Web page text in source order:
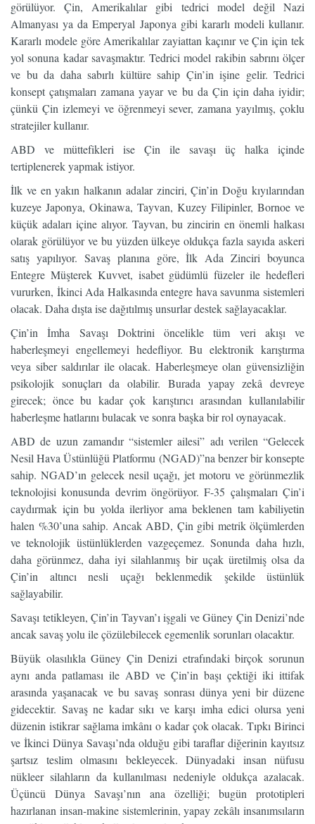
görülüyor. Çin, Amerikalılar gibi tedrici model değil Nazi
Almanyası ya da Emperyal Japonya gibi kararlı modeli kullanır.
Kararlı modele göre Amerikalılar zayiattan kaçınır ve Çin için tek
yol sonuna kadar savaşmaktır. Tedrici model rakibin sabrını ölçer
ve bu da daha sabırlı kültüre sahip Çin’in işine gelir. Tedrici
konsept çatışmaları zamana yayar ve bu da Çin için daha iyidir;
çünkü Çin izlemeyi ve öğrenmeyi sever, zamana yayılmış, çoklu
stratejiler kullanır.
ABD ve müttefikleri ise Çin ile savaşı üç halka içinde
tertiplenerek yapmak istiyor.
İlk ve en yakın halkanın adalar zinciri, Çin’in Doğu kıyılarından
kuzeye Japonya, Okinawa, Tayvan, Kuzey Filipinler, Bornoe ve
küçük adaları içine alıyor. Tayvan, bu zincirin en önemli halkası
olarak görülüyor ve bu yüzden ülkeye oldukça fazla sayıda askeri
satış yapılıyor. Savaş planına göre, İlk Ada Zinciri boyunca
Entegre Müşterek Kuvvet, isabet güdümlü füzeler ile hedefleri
vururken, İkinci Ada Halkasında entegre hava savunma sistemleri
olacak. Daha dışta ise dağıtılmış unsurlar destek sağlayacaklar.
Çin’in İmha Savaşı Doktrini öncelikle tüm veri akışı ve
haberleşmeyi engellemeyi hedefliyor. Bu elektronik karıştırma
veya siber saldırılar ile olacak. Haberleşmeye olan güvensizliğin
psikolojik sonuçları da olabilir. Burada yapay zekâ devreye
girecek; önce bu kadar çok karıştırıcı arasından kullanılabilir
haberleşme hatlarını bulacak ve sonra başka bir rol oynayacak.
ABD de uzun zamandır “sistemler ailesi” adı verilen “Gelecek
Nesil Hava Üstünlüğü Platformu (NGAD)”na benzer bir konsepte
sahip. NGAD’ın gelecek nesil uçağı, jet motoru ve görünmezlik
teknolojisi konusunda devrim öngörüyor. F-35 çalışmaları Çin’i
caydırmak için bu yolda ilerliyor ama beklenen tam kabiliyetin
halen %30’una sahip. Ancak ABD, Çin gibi metrik ölçümlerden
ve teknolojik üstünlüklerden vazgeçemez. Sonunda daha hızlı,
daha görünmez, daha iyi silahlanmış bir uçak üretilmiş olsa da
Çin’in altıncı nesli uçağı beklenmedik şekilde üstünlük
sağlayabilir.
Savaşı tetikleyen, Çin’in Tayvan’ı işgali ve Güney Çin Denizi’nde
ancak savaş yolu ile çözülebilecek egemenlik sorunları olacaktır.
Büyük olasılıkla Güney Çin Denizi etrafındaki birçok sorunun
aynı anda patlaması ile ABD ve Çin’in başı çektiği iki ittifak
arasında yaşanacak ve bu savaş sonrası dünya yeni bir düzene
gidecektir. Savaş ne kadar sıkı ve karşı imha edici olursa yeni
düzenin istikrar sağlama imkânı o kadar çok olacak. Tıpkı Birinci
ve İkinci Dünya Savaşı’nda olduğu gibi taraflar diğerinin kayıtsız
şartsız teslim olmasını bekleyecek. Dünyadaki insan nüfusu
nükleer silahların da kullanılması nedeniyle oldukça azalacak.
Üçüncü Dünya Savaşı’nın ana özelliği; bugün prototipleri
hazırlanan insan-makine sistemlerinin, yapay zekâlı insanımsıların